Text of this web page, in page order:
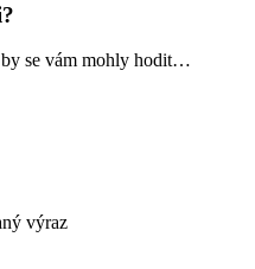
se vám mohly hodit…
výraz